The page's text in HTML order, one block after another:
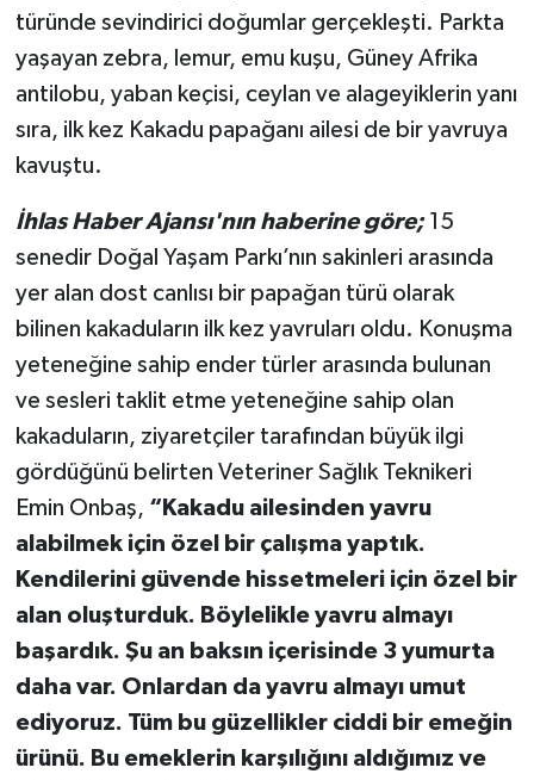
türünde sevindirici doğumlar gerçekleşti. Parkta
yaşayan zebra, lemur, emu kuşu, Güney Afrika
antilobu, yaban keçisi, ceylan ve alageyiklerin yanı
sıra, ilk kez Kakadu papağanı ailesi de bir yavruya
kavuştu.
İhlas Haber Ajansı'nın haberine göre; 15
senedir Doğal Yaşam Parkı’nın sakinleri arasında
yer alan dost canlısı bir papağan türü olarak
bilinen kakaduların ilk kez yavruları oldu. Konuşma
yeteneğine sahip ender türler arasında bulunan
ve sesleri taklit etme yeteneğine sahip olan
kakaduların, ziyaretçiler tarafından büyük ilgi
gördüğünü belirten Veteriner Sağlık Teknikeri
Emin Onbaş, “Kakadu ailesinden yavru
alabilmek için özel bir çalışma yaptık.
Kendilerini güvende hissetmeleri için özel bir
alan oluşturduk. Böylelikle yavru almayı
başardık. Şu an baksın içerisinde 3 yumurta
daha var. Onlardan da yavru almayı umut
ediyoruz. Tüm bu güzellikler ciddi bir emeğin
ürünü. Bu emeklerin karşılığını aldığımız ve